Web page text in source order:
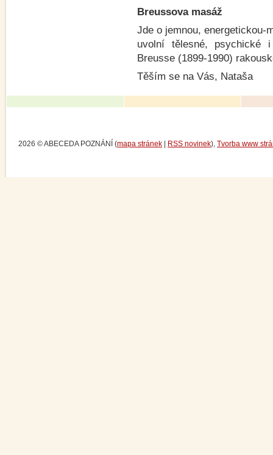
Breussova masáž
Jde o jemnou, energetickou-
uvolní tělesné, psychické
Breusse (1899-1990)
Těším se na Vás, Nataša
2026 © ABECEDA POZNÁNÍ (mapa stránek RSS novinek), Tvorba www